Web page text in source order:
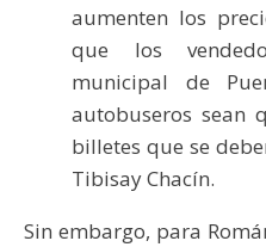
aumenten los
que los
municipal de
autobuseros sean
billetes que se
Tibisay Chacín.
Sin embargo, para